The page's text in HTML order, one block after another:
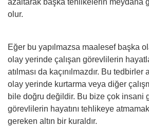
azaltarak başka tehlikelerin meydana
olur.
Eğer bu yapılmazsa maalesef başka
olay yerinde çalışan görevlilerin
atılması da kaçınılmazdır. Bu tedbirler
olay yerinde kurtarma veya diğer
bile doğru değildir. Bu bize çok insani
görevlilerin hayatını tehlikeye
gereken altın bir kuraldır.